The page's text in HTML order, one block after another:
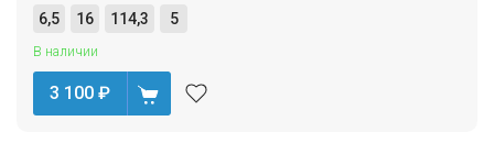
6,5 16 114,3 5
В наличии
3 100 ₽